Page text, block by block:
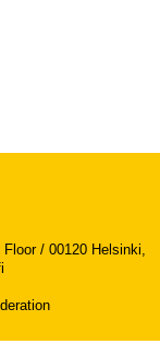
/ 00120 Helsinki,